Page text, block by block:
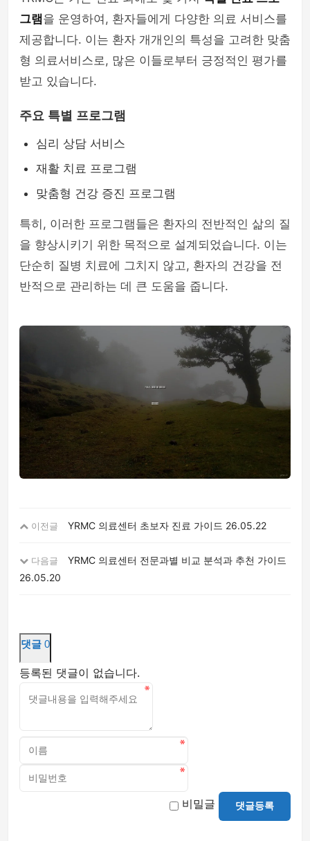
그램을 운영하여, 환자들에게 다양한 의료 서비스를
제공합니다. 이는 환자 개개인의 특성을 고려한 맞춤
형 의료서비스로, 많은 이들로부터 긍정적인 평가를
받고 있습니다.
주요 특별 프로그램
심리 상담 서비스
재활 치료 프로그램
맞춤형 건강 증진 프로그램
특히, 이러한 프로그램들은 환자의 전반적인 삶의 질
을 향상시키기 위한 목적으로 설계되었습니다. 이는
단순히 질병 치료에 그치지 않고, 환자의 건강을 전
반적으로 관리하는 데 큰 도움을 줍니다.
이전글 YRMC 의료센터 초보자 진료 가이드 26.05.22
다음글
YRMC 의료센터 전문과별 비교 분석과 추천 가이드
26.05.20
댓글 0
등록된 댓글이 없습니다.
비밀글 댓글등록